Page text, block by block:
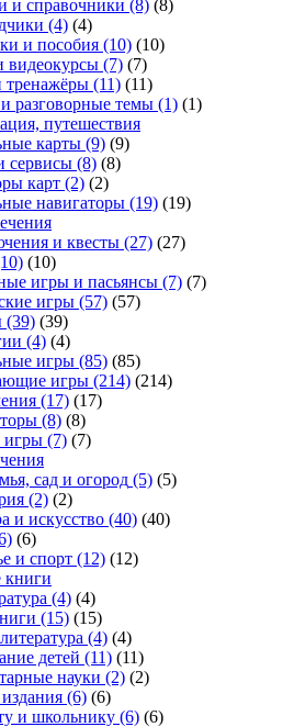
и справочники (8) (8)
(4) (4)
и пособия (10) (10)
видеокурсы (7) (7)
тренажёры (11) (11)
разговорные темы (1) (1)
путешествия
карты (9) (9)
сервисы (8) (8)
карт (2) (2)
навигаторы (19) (19)
и квесты (27) (27)
(10)
игры и пасьянсы (7) (7)
игры (57) (57)
(39) (39)
(4) (4)
игры (85) (85)
игры (214) (214)
(17) (17)
(8) (8)
игры (7) (7)
сад и огород (5) (5)
(2) (2)
и искусство (40) (40)
(6)
и спорт (12) (12)
книги
(4) (4)
(15) (15)
(4) (4)
детей (11) (11)
науки (2) (2)
(6) (6)
и школьнику (6) (6)